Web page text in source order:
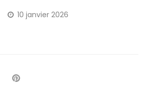
10 janvier 2026